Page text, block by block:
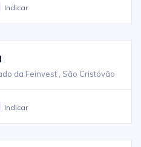
Indicar
da Feinvest , São Cristóvão
Indicar